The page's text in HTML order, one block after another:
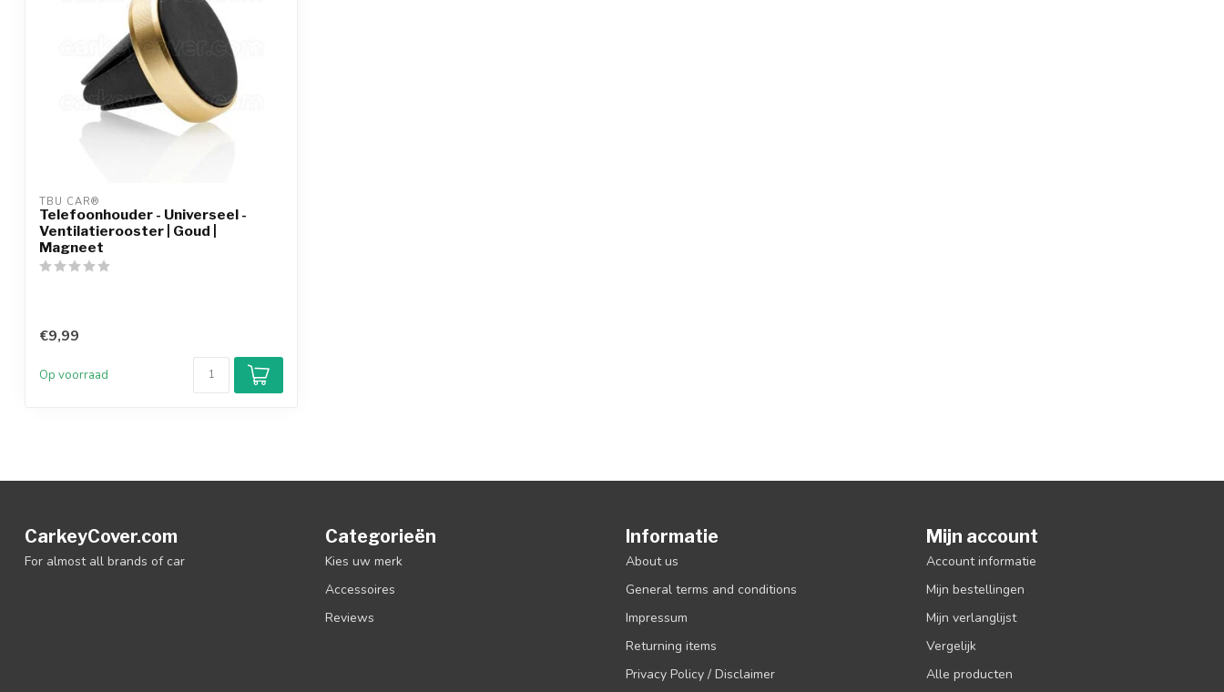
TBU CAR®
Telefoonhouder - Universeel -
Ventilatierooster | Goud |
Magneet
€9,99
Op voorraad
CarkeyCover.com
For almost all brands of car
Categorieën
Kies uw merk
Accessoires
Reviews
Informatie
About us
General terms and conditions
Impressum
Returning items
Privacy Policy / Disclaimer
Mijn account
Account informatie
Mijn bestellingen
Mijn verlanglijst
Vergelijk
Alle producten